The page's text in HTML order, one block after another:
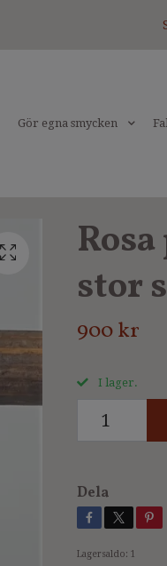
Gör egna smycken
stor
900 kr
I lager.
Dela
Lagersaldo: 1